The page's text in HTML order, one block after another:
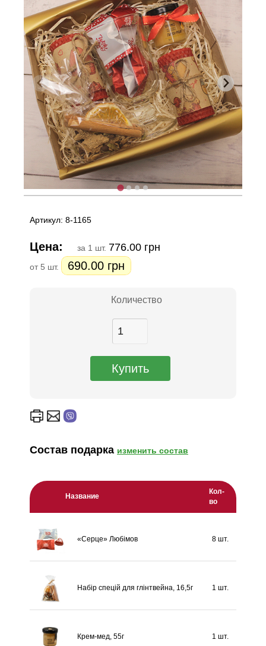
Артикул: 8-1165
Цена: за 1 шт. 776.00 грн
от 5 шт. 690.00 грн
Количество
Состав подарка изменить состав
Название
Кол-
во
«Серце» Любімов 8 шт.
Набір спецій для глінтвейна, 16,5г 1 шт.
Крем-мед, 55г 1 шт.